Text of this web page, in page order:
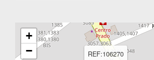
REF:106270
+
−